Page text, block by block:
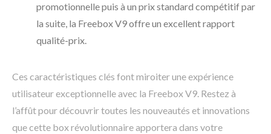
promotionnelle puis à un prix standard compétitif par
la suite, la Freebox V9 offre un excellent rapport
qualité-prix.
Ces caractéristiques clés font miroiter une expérience
utilisateur exceptionnelle avec la Freebox V9. Restez à
l’affût pour découvrir toutes les nouveautés et innovations
que cette box révolutionnaire apportera dans votre